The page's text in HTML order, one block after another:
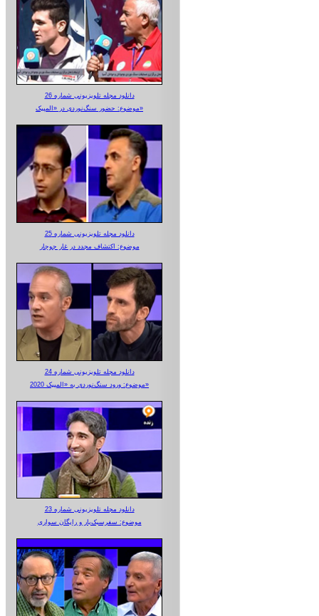
دانلود مجله تلویزیونی شماره 26
موضوع: حضور سنگ‌نوردی در «المپیک»
دانلود مجله تلویزیونی شماره 25
موضوع: اکتشاف مجدد در غار جوجار
دانلود مجله تلویزیونی شماره 24
موضوع: ورود سنگ‌نوردی به «المپیک 2020»
دانلود مجله تلویزیونی شماره 23
موضوع: سفرسبک‌بار و رایگان سواری